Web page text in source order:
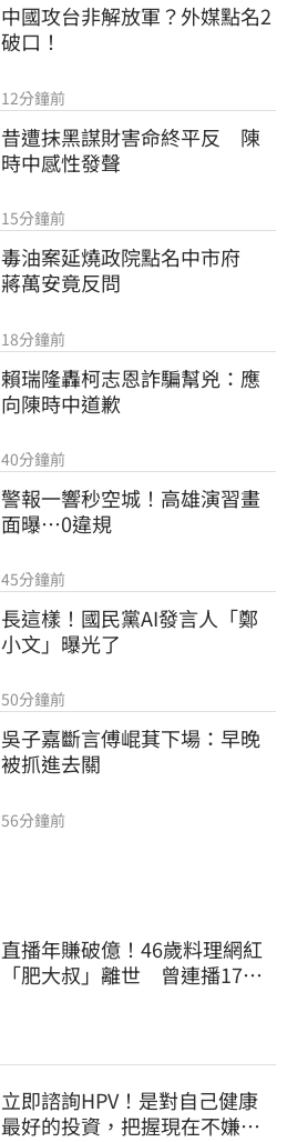
中國攻台非解放軍？外媒點名2
破口！
12分鐘前
昔遭抹黑謀財害命終平反　陳
時中感性發聲
15分鐘前
毒油案延燒政院點名中市府
蔣萬安竟反問
18分鐘前
賴瑞隆轟柯志恩詐騙幫兇：應
向陳時中道歉
40分鐘前
警報一響秒空城！高雄演習畫
面曝…0違規
45分鐘前
長這樣！國民黨AI發言人「鄭
小文」曝光了
50分鐘前
吳子嘉斷言傅崐萁下場：早晚
被抓進去關
56分鐘前
直播年賺破億！46歲料理網紅
「肥大叔」離世 曾連播17小
立即諮詢HPV！是對自己健康
最好的投資，把握現在不嫌